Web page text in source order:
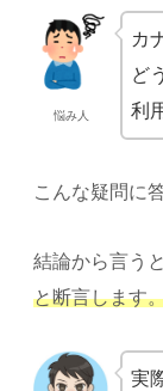
悩み人
カ
ど
利
こんな疑問に
結論から言う
と断言します
実